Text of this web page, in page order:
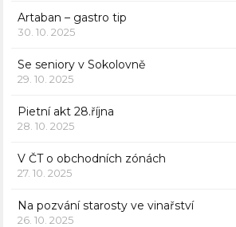
Artaban – gastro tip
30. 10. 2025
Se seniory v Sokolovně
29. 10. 2025
Pietní akt 28.října
28. 10. 2025
V ČT o obchodních zónách
27. 10. 2025
Na pozvání starosty ve vinařství
26. 10. 2025